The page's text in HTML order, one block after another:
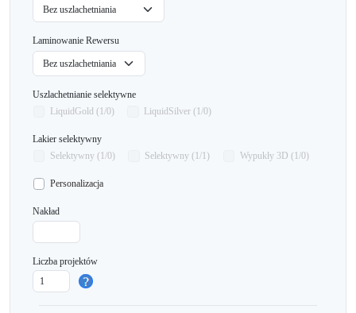
Laminowanie Rewersu
Uszlachetnianie selektywne
LiquidGold (1/0)
LiquidSilver (1/0)
Lakier selektywny
Selektywny (1/0)
Selektywny (1/1) Wypukły 3D (1/0)
Personalizacja
Nakład
Liczba projektów